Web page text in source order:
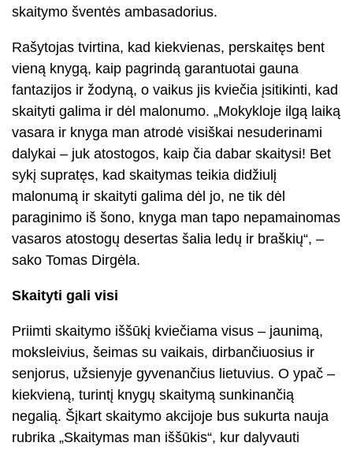
skaitymo šventės ambasadorius.
Rašytojas tvirtina, kad kiekvienas, perskaitęs bent
vieną knygą, kaip pagrindą garantuotai gauna
fantazijos ir žodyną, o vaikus jis kviečia įsitikinti, kad
skaityti galima ir dėl malonumo. „Mokykloje ilgą laiką
vasara ir knyga man atrodė visiškai nesuderinami
dalykai – juk atostogos, kaip čia dabar skaitysi! Bet
sykį supratęs, kad skaitymas teikia didžiulį
malonumą ir skaityti galima dėl jo, ne tik dėl
paraginimo iš šono, knyga man tapo nepamainomas
vasaros atostogų desertas šalia ledų ir braškių“, –
sako Tomas Dirgėla.
Skaityti gali visi
Priimti skaitymo iššūkį kviečiama visus – jaunimą,
moksleivius, šeimas su vaikais, dirbančiuosius ir
senjorus, užsienyje gyvenančius lietuvius. O ypač –
kiekvieną, turintį knygų skaitymą sunkinančią
negalią. Šįkart skaitymo akcijoje bus sukurta nauja
rubrika „Skaitymas man iššūkis“, kur dalyvauti